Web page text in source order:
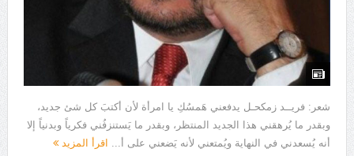
شعر: فريــد زمكحـل يدفعني هَمسُكِ يا امرأة لأن أكتبَ كل شئ جديد،
وبقدر ما يُرهقني هذا الجديد المنتظر، وبقدر ما يَستنزفُني فكرياً وبدنياً إلا
أنه يُسعدني في النهاية ويُمتعني لأنه يَضعني على أ... اقرأ المزيد